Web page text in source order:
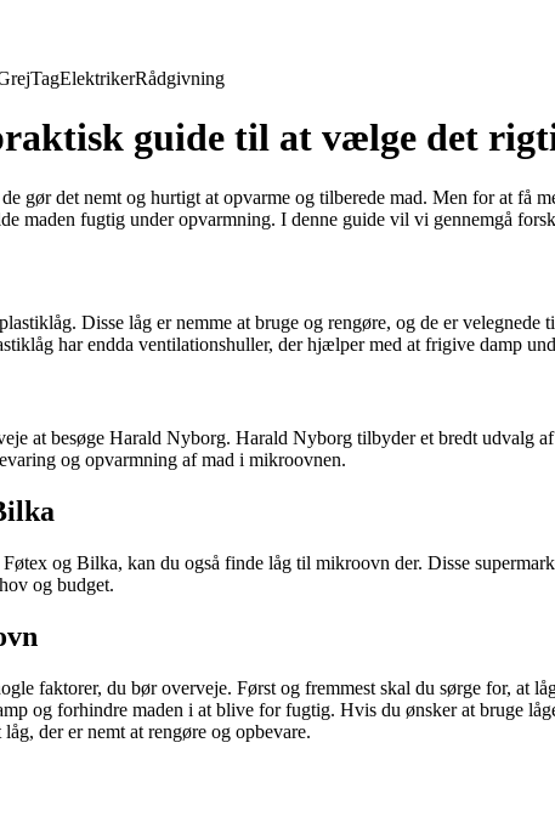
TagElektrikerRådgivning
guide til at vælge det
gør det nemt og hurtigt at opvarme og tilberede mad. Men for at få
maden fugtig under opvarmning. I denne guide vil vi gennemgå
Disse låg er nemme at bruge og rengøre, og de er
har endda ventilationshuller, der hjælper med at frigive damp
at besøge Harald Nyborg. Harald Nyborg tilbyder et bredt udvalg
og opvarmning af mad i mikroovnen.
og Bilka, kan du også finde låg til mikroovn der. Disse
og budget.
faktorer, du bør overveje. Først og fremmest skal du sørge for, at
og forhindre maden i at blive for fugtig. Hvis du ønsker at bruge
der er nemt at rengøre og opbevare.